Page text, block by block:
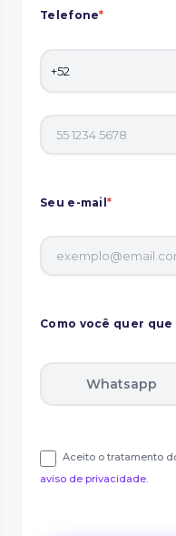
Telefone*
Seu e-mail*
Como você quer
Whatsapp
Aceito o tratamento
aviso de privacidade.